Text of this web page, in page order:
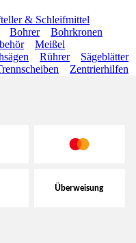
& Schleifmittel
Bohrer
Bohrkronen
Meißel
Rührer
Sägeblätter
Zentrierhilfen